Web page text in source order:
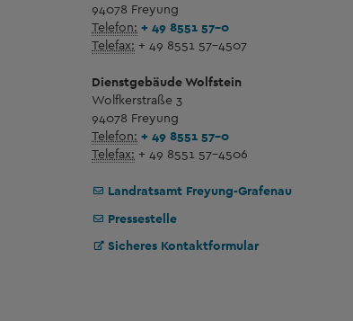
94078 Freyung
Telefon: + 49 8551 57-0
Telefax: + 49 8551 57-4507
Dienstgebäude Wolfstein
Wolfkerstraße 3
94078 Freyung
Telefon: + 49 8551 57-0
Telefax: + 49 8551 57-4506
Landratsamt Freyung-Grafenau
Pressestelle
Sicheres Kontaktformular